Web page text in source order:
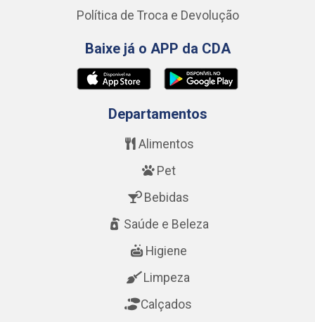
Política de Troca e Devolução
Baixe já o APP da CDA
Departamentos
Alimentos
Pet
Bebidas
Saúde e Beleza
Higiene
Limpeza
Calçados